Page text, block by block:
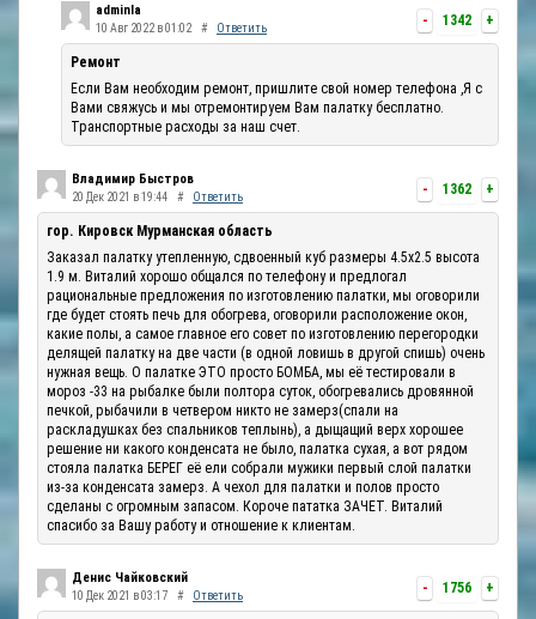
- 1342 +
adminla
10 Авг 2022 в 01:02 # Ответить
Ремонт
Если Вам необходим ремонт, пришлите свой номер телефона ,Я с
Вами свяжусь и мы отремонтируем Вам палатку бесплатно.
Транспортные расходы за наш счет.
- 1362 +
Владимир Быстров
20 Дек 2021 в 19:44 # Ответить
гор. Кировск Мурманская область
Заказал палатку утепленную, сдвоенный куб размеры 4.5х2.5 высота
1.9 м. Виталий хорошо общался по телефону и предлогал
рациональные предложения по изготовлению палатки, мы оговорили
где будет стоять печь для обогрева, оговорили расположение окон,
какие полы, а самое главное его совет по изготовлению перегородки
делящей палатку на две части (в одной ловишь в другой спишь) очень
нужная вещь. О палатке ЭТО просто БОМБА, мы её тестировали в
мороз -33 на рыбалке были полтора суток, обогревались дровянной
печкой, рыбачили в четвером никто не замерз(спали на
раскладушках без спальников теплынь), а дыщащий верх хорошее
решение ни какого конденсата не было, палатка сухая, а вот рядом
стояла палатка БЕРЕГ её ели собрали мужики первый слой палатки
из-за конденсата замерз. А чехол для палатки и полов просто
сделаны с огромным запасом. Короче пататка ЗАЧЕТ. Виталий
спасибо за Вашу работу и отношение к клиентам.
- 1756 +
Денис Чайковский
10 Дек 2021 в 03:17 # Ответить